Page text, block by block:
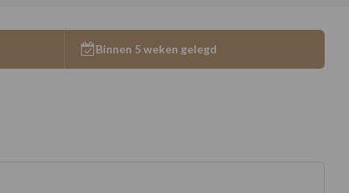
Binnen 5 weken gelegd